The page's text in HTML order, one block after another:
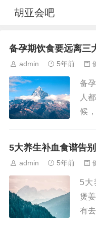
胡亚会吧
备孕期饮食要远离三
admin 5年前
备
人
候
食
和...
5大养生补血食谱告
admin 5年前
5大
煲
有